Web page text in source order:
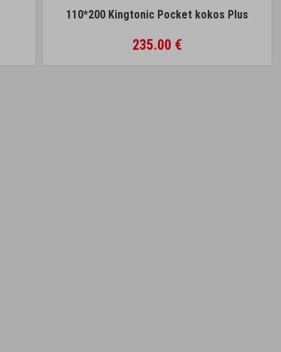
110*200 Kingtonic Pocket kokos Plus
235.00 €